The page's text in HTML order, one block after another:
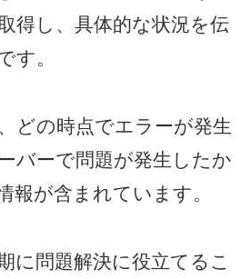
得し、具体的な状況を伝
す。
どの時点でエラーが発生
バーで問題が発生したか
報が含まれています。
に問題解決に役立てるこ